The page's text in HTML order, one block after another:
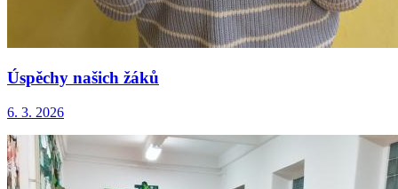
Úspěchy našich žáků
6. 3. 2026